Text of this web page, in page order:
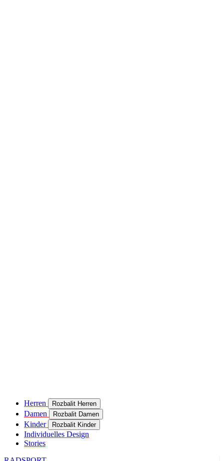
Herren Rozbalit Herren
Damen Rozbalit Damen
Kinder Rozbalit Kinder
Individuelles Design
Stories